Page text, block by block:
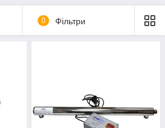
введення у воду хімічних реагентів,
води та не утворює шкідливих для
0 Фільтри